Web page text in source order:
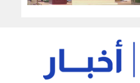
والضم ونتصدي لتقويض الوصاية